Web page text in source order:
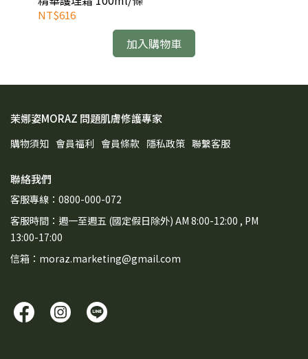
NT$616
加入購物車
茉娜姿MORAZ 問題肌膚修護專家
購物須知 會員福利 會員條款 隱私政策 聯繫客服
聯絡我們
客服專線：0800-000-072
客服時間：週一至週五 (國定假日除外) AM 8:00-12:00 , PM
13:00-17:00
信箱：moraz.marketing@gmail.com